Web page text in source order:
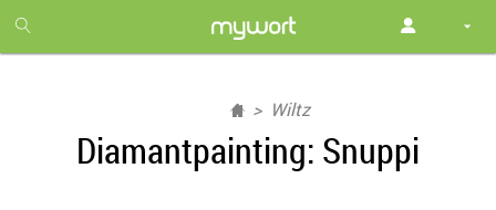
month
free
Wiltz
Diamantpainting: Snuppi